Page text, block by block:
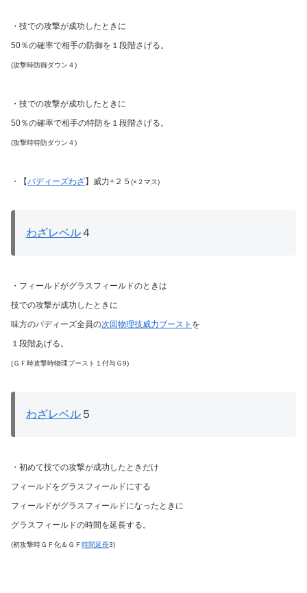
・技での攻撃が成功したときに
50％の確率で相手の防御を１段階さげる。
(攻撃時防御ダウン４)
・技での攻撃が成功したときに
50％の確率で相手の特防を１段階さげる。
(攻撃時特防ダウン４)
・【バディーズわざ】威力+２５ (×２マス)
わざレベル４
・フィールドがグラスフィールドのときは
技での攻撃が成功したときに
味方のバディーズ全員の次回物理技威力ブースト を
１段階あげる。
(ＧＦ時攻撃時物理ブースト１付与Ｇ9)
わざレベル ５
・初めて技での攻撃が成功したときだけ
フィールドをグラスフィールドにする
フィールドがグラスフィールドになったときに
グラスフィールドの時間を延長する。
(初攻撃時ＧＦ化＆ＧＦ 時間延長3)